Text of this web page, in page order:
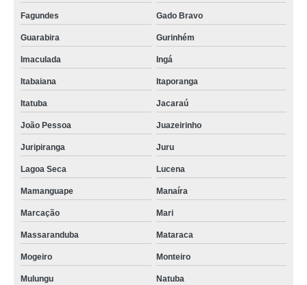
onde faz locação de auditório para palestra Pitimbu
auditório 50 pessoas Tacima
auditório para 50 pessoas locar Pirpirituba
auditório para eventos locar Lucena
auditório palestra alugar Pocinhos
auditório palestra locar Nova Floresta
onde encontrar auditório para alugar Recife
onde encontrar auditório coworking Itaporanga
auditório para eventos alugar Maracanaú
Fagundes Gado Bravo
Guarabira Gurinhém
Imaculada Ingá
Itabaiana Itaporanga
Itatuba Jacaraú
João Pessoa Juazeirinho
Juripiranga Juru
Lagoa Seca Lucena
Mamanguape Manaíra
Marcação Mari
Massaranduba Mataraca
Mogeiro Monteiro
Mulungu Natuba